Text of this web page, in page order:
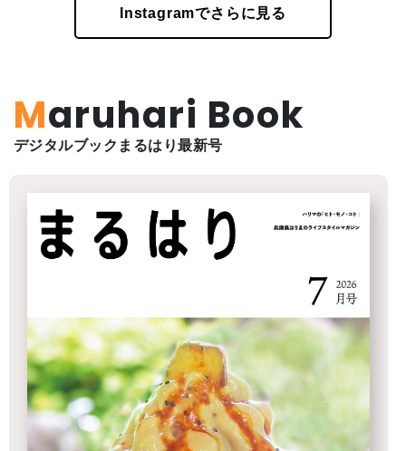
Instagramでさらに見る
Maruhari Book
デジタルブックまるはり最新号